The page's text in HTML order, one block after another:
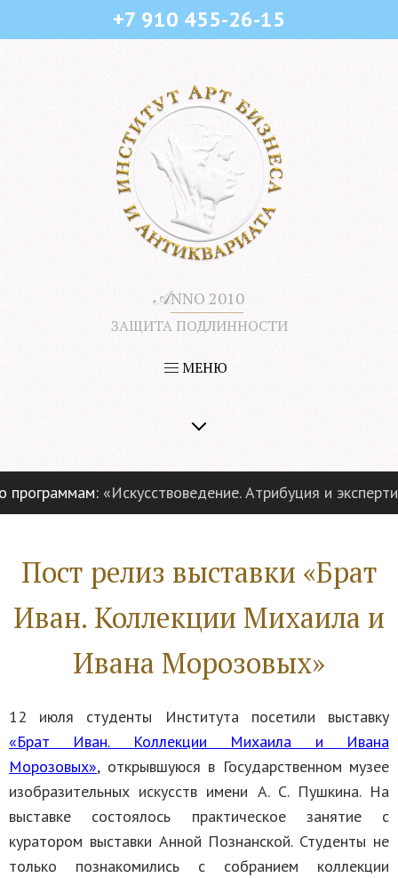
+7 910 455-26-15
𝒜NNO 2010
ЗАЩИТА ПОДЛИННОСТИ
МЕНЮ
«Искусствоведение. Атрибуция и экспертиза
Пост релиз выставки «Брат
Иван. Коллекции Михаила и
Ивана Морозовых»
12 июля студенты Института посетили выставку
«Брат Иван. Коллекции Михаила и Ивана
Морозовых», открывшуюся в Государственном музее
изобразительных искусств имени А. С. Пушкина. На
выставке состоялось практическое занятие с
куратором выставки Анной Познанской. Студенты не
только познакомились с собранием коллекции